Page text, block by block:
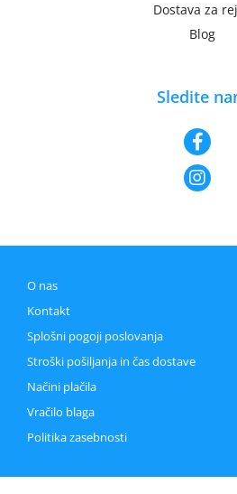
Dostava za
Blog
Sledite
O nas
Kontakt
Splošni pogoji poslovanja
Stroški pošiljanja in čas dostave
Načini plačila
Vračilo blaga
Politika zasebnosti